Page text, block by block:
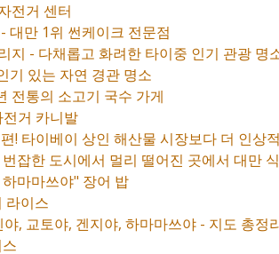
전거 센터
대만 1위 썬케이크 전문점
지 - 다채롭고 화려한 타이중 인기 관광 명
기 있는 자연 경관 명소
전통의 소고기 국수 가게
거 카니발
! 타이베이 상인 해산물 시장보다 더 인상
잡한 도시에서 멀리 떨어진 곳에서 대만
마마쓰야" 장어 밥
라이스
, 교토야, 겐지야, 하마마쓰야 - 지도 총정